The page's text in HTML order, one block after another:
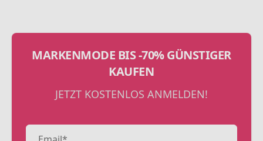
MARKENMODE BIS -70% GÜNSTIGER
KAUFEN
JETZT KOSTENLOS ANMELDEN!